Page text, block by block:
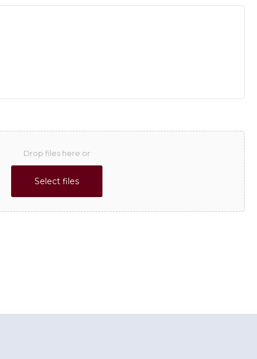
Drop files here or
Select files